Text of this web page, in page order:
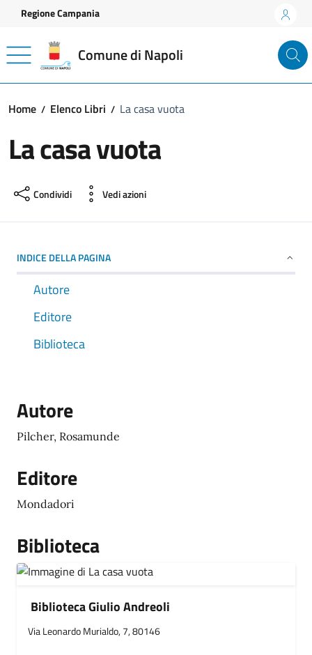
Vai ai contenuti
Vai al footer
Regione Campania
Comune di Napoli
Home Elenco Libri La casa vuota
La casa vuota
Condividi Vedi azioni
INDICE DELLA PAGINA
Autore
Editore
Biblioteca
Autore
Pilcher, Rosamunde
Editore
Mondadori
Biblioteca
Biblioteca Giulio Andreoli
Via Leonardo Murialdo, 7, 80146